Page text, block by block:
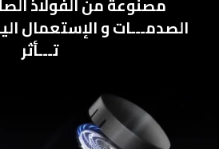
الصدمـــات و الإستعمال
تـــأثر